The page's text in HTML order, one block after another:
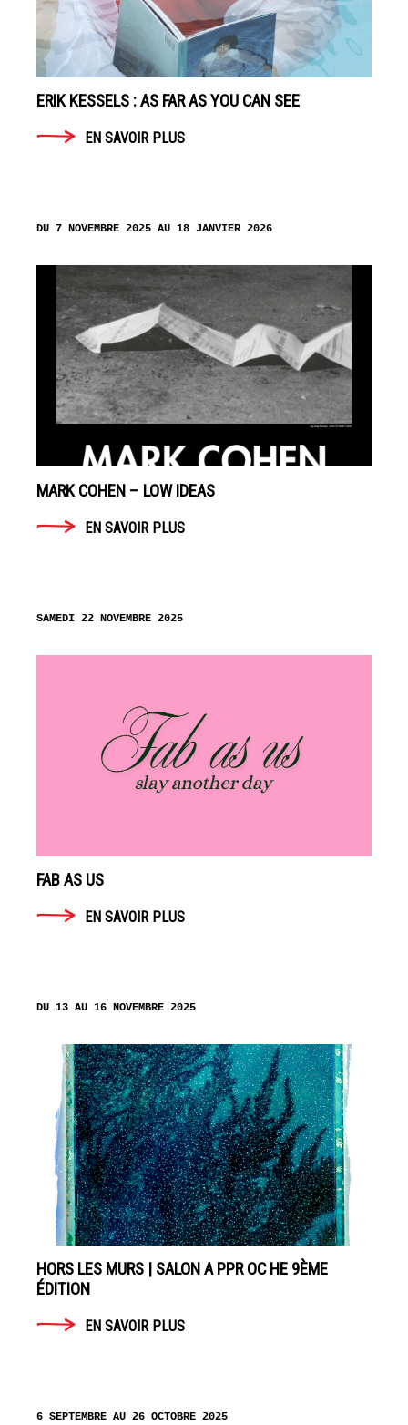
ERIK KESSELS : AS FAR AS YOU CAN SEE
EN SAVOIR PLUS
DU 7 NOVEMBRE 2025 AU 18 JANVIER 2026
MARK COHEN – LOW IDEAS
EN SAVOIR PLUS
SAMEDI 22 NOVEMBRE 2025
FAB AS US
EN SAVOIR PLUS
DU 13 AU 16 NOVEMBRE 2025
HORS LES MURS | SALON A PPR OC HE 9ÈME
ÉDITION
EN SAVOIR PLUS
6 SEPTEMBRE AU 26 OCTOBRE 2025